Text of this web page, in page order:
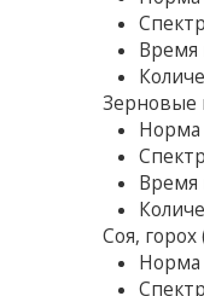
Время
Зерновые
Норма
Время
Соя, горох
Норма